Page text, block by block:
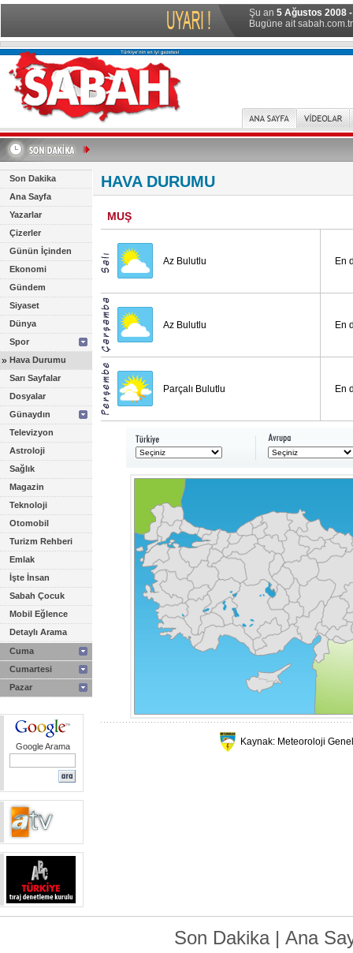
Şu an 5 Ağustos 2008 -
Bugüne ait
Son Dakika
Ana Sayfa
Yazarlar
Çizerler
Günün İçinden
Ekonomi
Gündem
Siyaset
Dünya
Spor
» Hava Durumu
Sarı Sayfalar
Dosyalar
Günaydın
Televizyon
Astroloji
Sağlık
Magazin
Teknoloji
Otomobil
Turizm Rehberi
Emlak
İşte İnsan
Sabah Çocuk
Mobil Eğlence
Detaylı Arama
Cuma
Cumartesi
Pazar
Google Arama
HAVA DURUMU
MUŞ
Az Bulutlu En
Az Bulutlu En
Parçalı Bulutlu En
Kaynak: Meteoroloji
Son Dakika| Ana